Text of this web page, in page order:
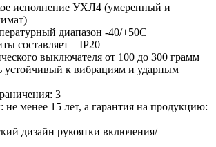
исполнение УХЛ4 (умеренный и
диапазон -40/+50С
составляет – IP20
выключателя от 100 до 300 грамм
устойчивый к вибрациям и ударным
3
не менее 15 лет, а гарантия на продукцию:
дизайн рукоятки включения/